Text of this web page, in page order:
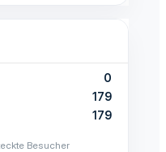
0
179
179
Besucher